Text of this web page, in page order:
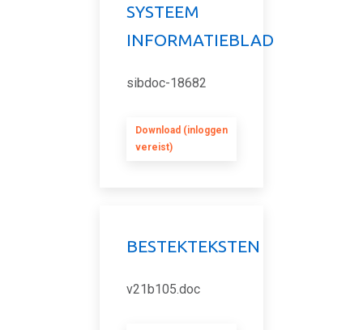
SYSTEEM
INFORMATIEBLAD
sibdoc-18682
Download (inloggen
vereist)
BESTEKTEKSTEN
v21b105.doc